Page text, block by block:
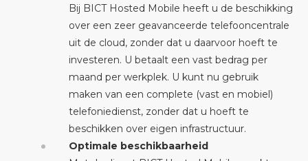
Bij BICT Hosted Mobile heeft u de beschikking
over een zeer geavanceerde telefooncentrale
uit de cloud, zonder dat u daarvoor hoeft te
investeren. U betaalt een vast bedrag per
maand per werkplek. U kunt nu gebruik
maken van een complete (vast en mobiel)
telefoniedienst, zonder dat u hoeft te
beschikken over eigen infrastructuur.
Optimale beschikbaarheid